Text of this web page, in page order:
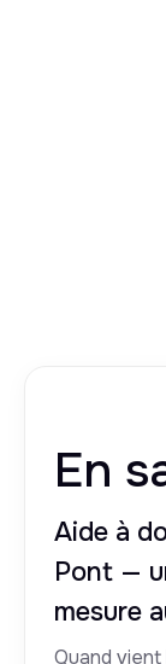
En
Aide à
Pont —
mesure
Quand